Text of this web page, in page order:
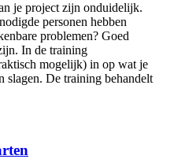
je project zijn onduidelijk.
personen hebben
problemen? Goed
In de training
mogelijk) in op wat je
slagen. De training behandelt